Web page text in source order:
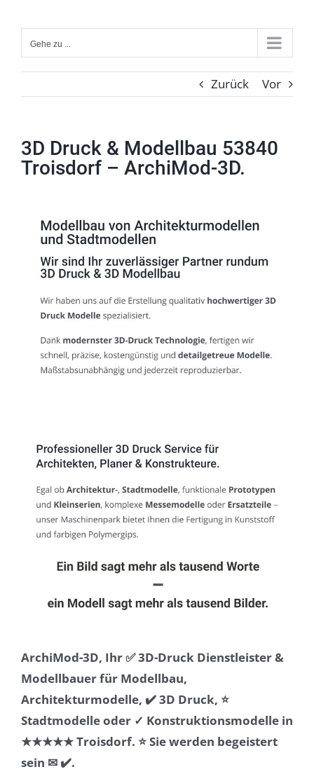
Inhalt
springenGehe zu ...
Zurück Vor
3D Druck & Modellbau 53840
Troisdorf – ArchiMod-3D.
ArchiMod-3D, Ihr ✅ 3D-Druck Dienstleister &
Modellbauer für Modellbau,
Architekturmodelle, ✔️ 3D Druck, ⭐
Stadtmodelle oder ✓ Konstruktionsmodelle in
★★★★★ Troisdorf. ⭐ Sie werden begeistert
sein ✉ ✔️.